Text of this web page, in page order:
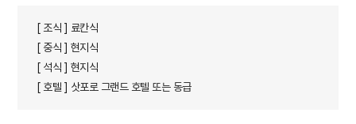
[ 조식 ] 료칸식
[ 중식 ] 현지식
[ 석식 ] 현지식
[ 호텔 ] 삿포로 그랜드 호텔 또는 동급